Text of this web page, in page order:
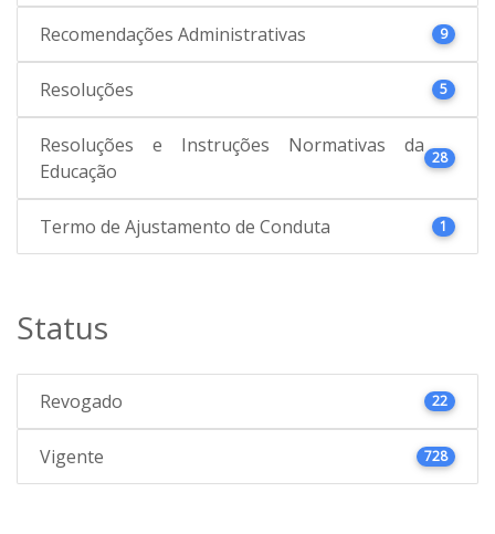
Recomendações Administrativas 9
Resoluções 5
Resoluções e Instruções Normativas da
Educação
28
Termo de Ajustamento de Conduta 1
Status
Revogado 22
Vigente 728